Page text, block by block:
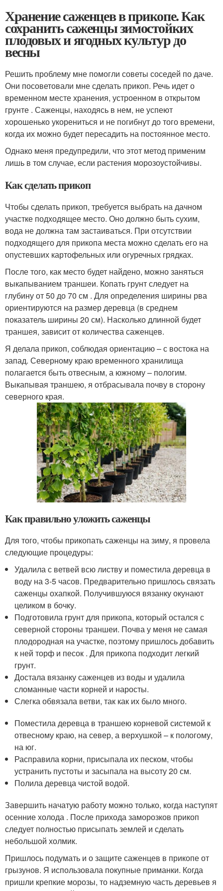
Хранение саженцев в прикопе. Как
сохранить саженцы зимостойких
плодовых и ягодных культур до
весны
Решить проблему мне помогли советы соседей по даче.
Они посоветовали мне сделать прикоп. Речь идет о
временном месте хранения, устроенном в открытом
грунте . Саженцы, находясь в нем, не успеют
хорошенько укорениться и не погибнут до того времени,
когда их можно будет пересадить на постоянное место.
Однако меня предупредили, что этот метод применим
лишь в том случае, если растения морозоустойчивы.
Как сделать прикоп
Чтобы сделать прикоп, требуется выбрать на дачном
участке подходящее место. Оно должно быть сухим,
вода не должна там застаиваться. При отсутствии
подходящего для прикопа места можно сделать его на
опустевших картофельных или огуречных грядках.
После того, как место будет найдено, можно заняться
выкапыванием траншеи. Копать грунт следует на
глубину от 50 до 70 см . Для определения ширины рва
ориентируются на размер деревца (в среднем
показатель ширины 20 см). Насколько длинной будет
траншея, зависит от количества саженцев.
Я делала прикоп, соблюдая ориентацию – с востока на
запад. Северному краю временного хранилища
полагается быть отвесным, а южному – пологим.
Выкапывая траншею, я отбрасывала почву в сторону
северного края.
Как правильно уложить саженцы
Для того, чтобы прикопать саженцы на зиму, я провела
следующие процедуры:
Удалила с ветвей всю листву и поместила деревца в
воду на 3-5 часов. Предварительно пришлось связать
саженцы охапкой. Получившуюся вязанку окунают
целиком в бочку.
Подготовила грунт для прикопа, который остался с
северной стороны траншеи. Почва у меня не самая
плодородная на участке, поэтому пришлось добавить
к ней торф и песок . Для прикопа подходит легкий
грунт.
Достала вязанку саженцев из воды и удалила
сломанные части корней и наросты.
Слегка обвязала ветви, так как их было много.
Поместила деревца в траншею корневой системой к
отвесному краю, на север, а верхушкой – к пологому,
на юг.
Расправила корни, присыпала их песком, чтобы
устранить пустоты и засыпала на высоту 20 см.
Полила деревца чистой водой.
Завершить начатую работу можно только, когда наступят
осенние холода . После прихода заморозков прикоп
следует полностью присыпать землей и сделать
небольшой холмик.
Пришлось подумать и о защите саженцев в прикопе от
грызунов. Я использовала покупные приманки. Когда
пришли крепкие морозы, то надземную часть деревьев я